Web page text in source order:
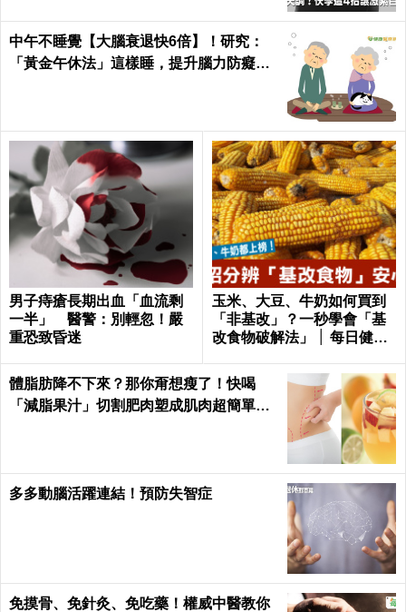
中午不睡覺【大腦衰退快6倍】！研究：
「黃金午休法」這樣睡，提升腦力防癡
男子痔瘡長期出血「血流剩
一半」 醫警：別輕忽！嚴
重恐致昏迷
玉米、大豆、牛奶如何買到
「非基改」？一秒學會「基
改食物破解法」 │ 每日健康
體脂肪降不下來？那你甭想瘦了！快喝
「減脂果汁」切割肥肉塑成肌肉超簡單｜
多多動腦活躍連結！預防失智症
免摸骨、免針灸、免吃藥！權威中醫教你